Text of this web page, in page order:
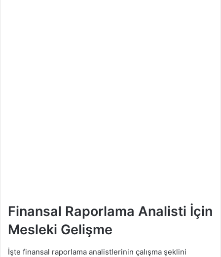
Finansal Raporlama Analisti İçin
Mesleki Gelişme
İşte finansal raporlama analistlerinin çalışma şeklini